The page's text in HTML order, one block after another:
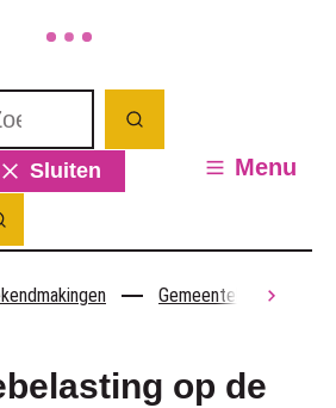
Zoeken
Sluiten
tonen / verbergen
Menu
scroll
Gemeentebelastingen
op de